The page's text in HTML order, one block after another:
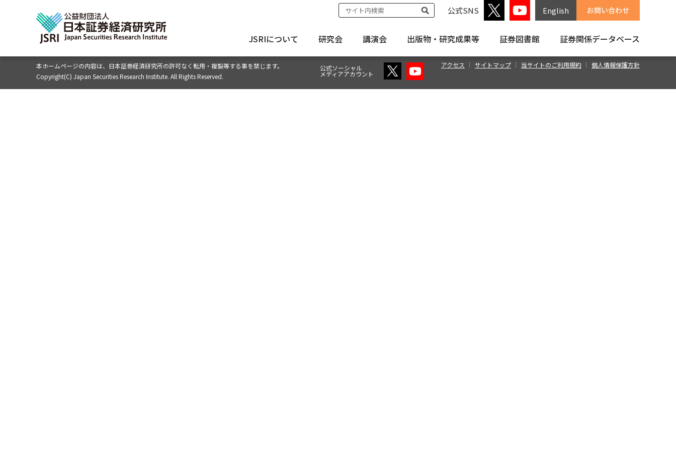
公式SNS English お問い合わせ
JSRIについて 研究会 講演会 出版物・ 研究成果等 証券図書館 証券関係データベース
アクセス サイトマップ 当サイトのご利用規約 個人情報保護方針
公式ソーシャル
メディアアカウント
本ホームページの内容は、 日本証券経済研究所の許可なく転用・複製等する事を禁じます。
Copyright(C) Japan Securities Research Institute. All Rights Reserved.